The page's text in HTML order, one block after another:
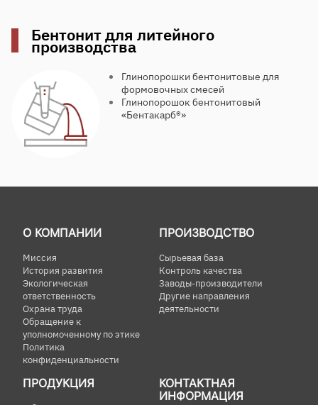
Бентонит для литейного
производства
Глинопорошки бентонитовые для
формовочных смесей
Глинопорошок бентонитовый
«Бентакарб®»
О КОМПАНИИ
Миссия
История развития
Экологическая
ответственность
Охрана труда
Обращение к
уполномоченному по этике
Политика
конфиденциальности
ПРОИЗВОДСТВО
Сырьевая база
Контроль качества
Заводы-производители
Другие направления
деятельности
ПРОДУКЦИЯ
КОНТАКТНАЯ
ИНФОРМАЦИЯ